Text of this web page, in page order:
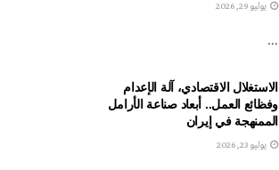
يوليو 29, 2026
...
الاستغلال الاقتصادي، آلة الإعدام
وفظائع العمل.. أبعاد صناعة الأرامل
الممنهجة في إيران
يوليو 23, 2026